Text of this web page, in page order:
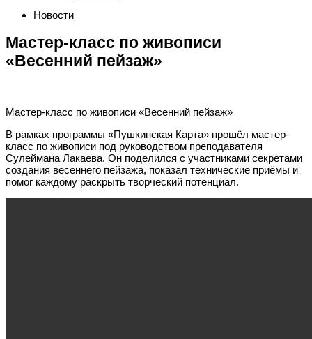
Новости
Мастер-класс по живописи
«Весенний пейзаж»
Мастер-класс по живописи «Весенний пейзаж»
В рамках программы «Пушкинская Карта» прошёл мастер-
класс по живописи под руководством преподавателя
Сулеймана Лакаева. Он поделился с участниками секретами
создания весеннего пейзажа, показал технические приёмы и
помог каждому раскрыть творческий потенциал.